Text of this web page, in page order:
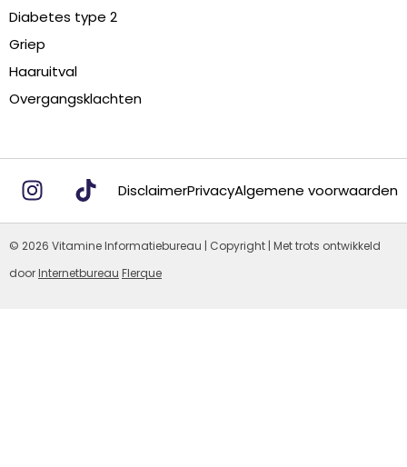
Diabetes type 2
Griep
Haaruitval
Overgangsklachten
DisclaimerPrivacyAlgemene voorwaarden
© 2026 Vitamine Informatiebureau | Copyright | Met trots ontwikkeld
doorInternetbureau Flerque